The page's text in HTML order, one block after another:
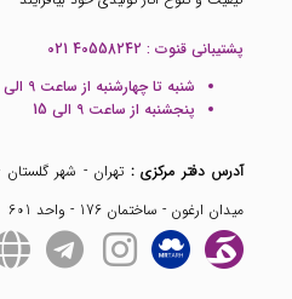
پشتیبانی قنوت : 021 40558242
شنبه تا چهارشنبه از ساعت 9 الی 17
پنجشنبه از ساعت 9 الی 15
آدرس دفتر مرکزی : تهران - شهر گلستان
میدان ارغون - ساختمان 176 - واحد 601